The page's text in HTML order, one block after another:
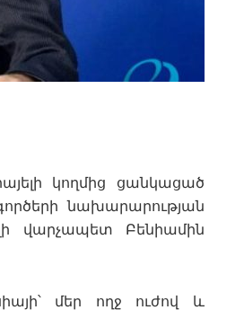
կողմից ցանկացած
նախարարության
վարչապետ Բենիամին
մեր ողջ ուժով և